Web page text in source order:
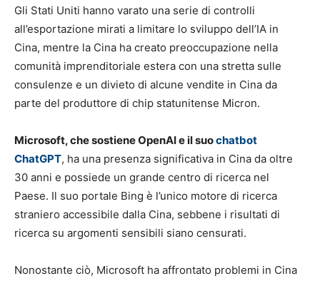
Gli Stati Uniti hanno varato una serie di controlli
all’esportazione mirati a limitare lo sviluppo dell’IA in
Cina, mentre la Cina ha creato preoccupazione nella
comunità imprenditoriale estera con una stretta sulle
consulenze e un divieto di alcune vendite in Cina da
parte del produttore di chip statunitense Micron.
Microsoft, che sostiene OpenAI e il suochatbot
ChatGPT, ha una presenza significativa in Cina da oltre
30 anni e possiede un grande centro di ricerca nel
Paese. Il suo portale Bing è l’unico motore di ricerca
straniero accessibile dalla Cina, sebbene i risultati di
ricerca su argomenti sensibili siano censurati.
Nonostante ciò, Microsoft ha affrontato problemi in Cina